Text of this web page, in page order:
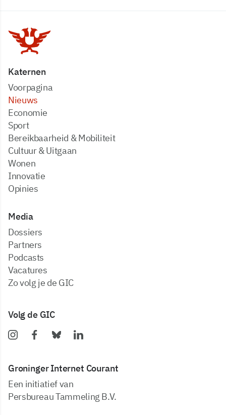
Katernen
Voorpagina
Nieuws
Economie
Sport
Bereikbaarheid & Mobiliteit
Cultuur & Uitgaan
Wonen
Innovatie
Opinies
Media
dossiers
partners
podcasts
vacatures
zo volg je de GIC
Volg de GIC
Groninger Internet Courant
Een initiatief van
Persbureau Tammeling B.V.